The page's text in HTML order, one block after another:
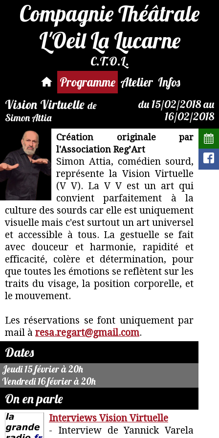
Compagnie Théâtrale
L'Oeil La Lucarne
C.T.O.L.
Programme Atelier Infos
Vision Virtuelle de
Simon Attia
du 15/02/2018 au
16/02/2018
Réservations par mail :
resa.regart@gmail.com
Création originale par
l'Association Reg’Art
Simon Attia, comédien sourd,
représente la Vision Virtuelle
(V V). La V V est un art qui
convient parfaitement à la
culture des sourds car elle est uniquement
visuelle mais c'est surtout un art universel
et accessible à tous. La gestuelle se fait
avec douceur et harmonie, rapidité et
efficacité, colère et détermination, pour
que toutes les émotions se reflètent sur les
traits du visage, la position corporelle, et
le mouvement.
Les réservations se font uniquement par
mail à resa.regart@gmail.com.
Dates
Jeudi 15 février à 20h
Vendredi 16 février à 20h
On en parle
Interviews Vision Virtuelle
- Interview de Yannick Varela